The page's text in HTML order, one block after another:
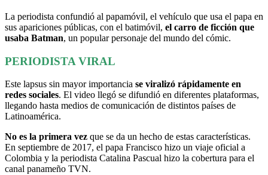
La periodista confundió al papamóvil, el vehículo que usa el papa en
sus apariciones públicas, con el batimóvil, el carro de ficción que
usaba Batman, un popular personaje del mundo del cómic.
PERIODISTA VIRAL
Este lapsus sin mayor importancia se viralizó rápidamente en
redes sociales. El video llegó se difundió en diferentes plataformas,
llegando hasta medios de comunicación de distintos países de
Latinoamérica.
No es la primera vez que se da un hecho de estas características.
En septiembre de 2017, el papa Francisco hizo un viaje oficial a
Colombia y la periodista Catalina Pascual hizo la cobertura para el
canal panameño TVN.